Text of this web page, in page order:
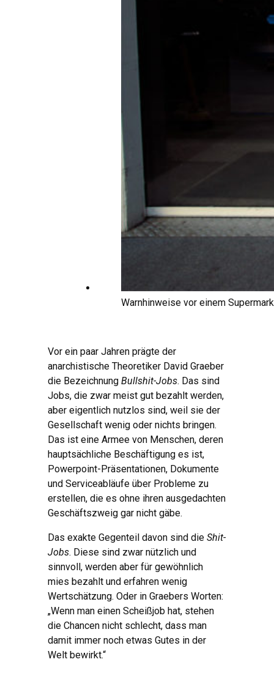
Warnhinweise vor einem
Vor ein paar Jahren prägte der
anarchistische Theoretiker David Graeber
die Bezeichnung Bullshit-Jobs. Das sind
Jobs, die zwar meist gut bezahlt werden,
aber eigentlich nutzlos sind, weil sie der
Gesellschaft wenig oder nichts bringen.
Das ist eine Armee von Menschen, deren
hauptsächliche Beschäftigung es ist,
Powerpoint-Präsentationen, Dokumente
und Serviceabläufe über Probleme zu
erstellen, die es ohne ihren ausgedachten
Geschäftszweig gar nicht gäbe.
Das exakte Gegenteil davon sind die Shit-
Jobs. Diese sind zwar nützlich und
sinnvoll, werden aber für gewöhnlich
mies bezahlt und erfahren wenig
Wertschätzung. Oder in Graebers Worten:
„Wenn man einen Scheißjob hat, stehen
die Chancen nicht schlecht, dass man
damit immer noch etwas Gutes in der
Welt bewirkt.“